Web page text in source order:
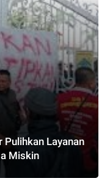
Layanan
Miskin